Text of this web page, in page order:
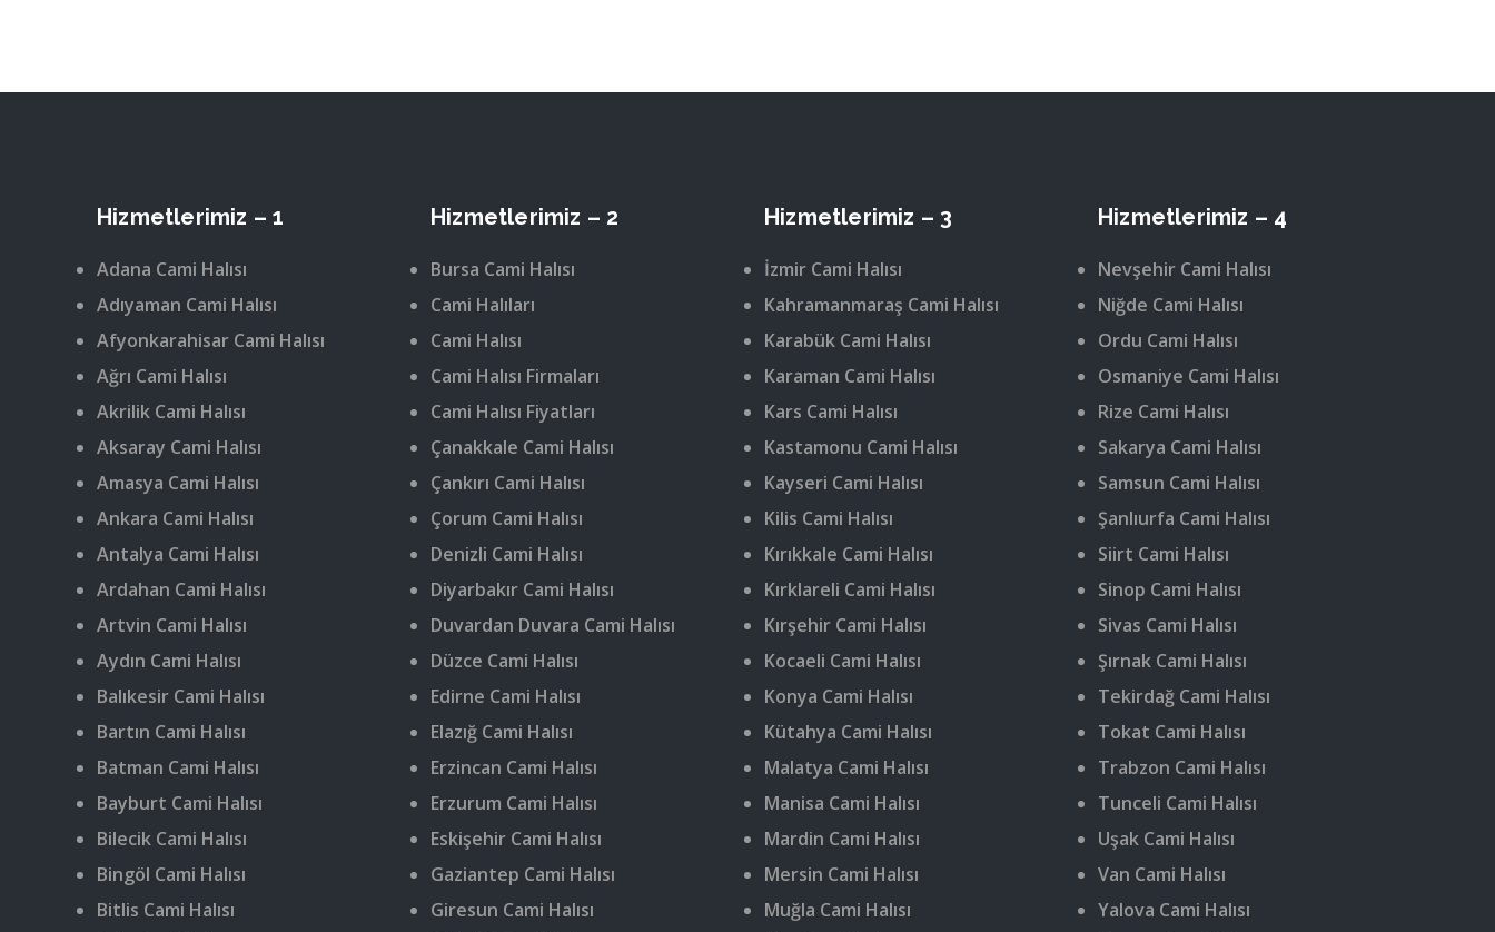
Hizmetlerimiz – 1
Adana Cami Halısı
Adıyaman Cami Halısı
Afyonkarahisar Cami Halısı
Ağrı Cami Halısı
Akrilik Cami Halısı
Aksaray Cami Halısı
Amasya Cami Halısı
Ankara Cami Halısı
Antalya Cami Halısı
Ardahan Cami Halısı
Artvin Cami Halısı
Aydın Cami Halısı
Balıkesir Cami Halısı
Bartın Cami Halısı
Batman Cami Halısı
Bayburt Cami Halısı
Bilecik Cami Halısı
Bingöl Cami Halısı
Bitlis Cami Halısı
Hizmetlerimiz – 2
Bursa Cami Halısı
Cami Halıları
Cami Halısı
Cami Halısı Firmaları
Cami Halısı Fiyatları
Çanakkale Cami Halısı
Çankırı Cami Halısı
Çorum Cami Halısı
Denizli Cami Halısı
Diyarbakır Cami Halısı
Duvardan Duvara Cami Halısı
Düzce Cami Halısı
Edirne Cami Halısı
Elazığ Cami Halısı
Erzincan Cami Halısı
Erzurum Cami Halısı
Eskişehir Cami Halısı
Gaziantep Cami Halısı
Giresun Cami Halısı
Hizmetlerimiz – 3
İzmir Cami Halısı
Kahramanmaraş Cami Halısı
Karabük Cami Halısı
Karaman Cami Halısı
Kars Cami Halısı
Kastamonu Cami Halısı
Kayseri Cami Halısı
Kilis Cami Halısı
Kırıkkale Cami Halısı
Kırklareli Cami Halısı
Kırşehir Cami Halısı
Kocaeli Cami Halısı
Konya Cami Halısı
Kütahya Cami Halısı
Malatya Cami Halısı
Manisa Cami Halısı
Mardin Cami Halısı
Mersin Cami Halısı
Muğla Cami Halısı
Hizmetlerimiz – 4
Nevşehir Cami Halısı
Niğde Cami Halısı
Ordu Cami Halısı
Osmaniye Cami Halısı
Rize Cami Halısı
Sakarya Cami Halısı
Samsun Cami Halısı
Şanlıurfa Cami Halısı
Siirt Cami Halısı
Sinop Cami Halısı
Sivas Cami Halısı
Şırnak Cami Halısı
Tekirdağ Cami Halısı
Tokat Cami Halısı
Trabzon Cami Halısı
Tunceli Cami Halısı
Uşak Cami Halısı
Van Cami Halısı
Yalova Cami Halısı